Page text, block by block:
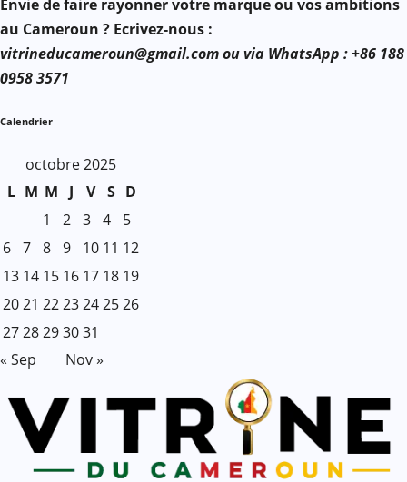
Envie de faire rayonner votre marque ou vos ambitions
au Cameroun ? Ecrivez-nous :
vitrineducameroun@gmail.com ou via WhatsApp : +86 188
0958 3571
Calendrier
octobre 2025
L M M J V S D
1
2 3 4
5
6 7 8 9 10 11 12
13 14 15 16 17 18 19
2021 2223242526
2728293031
« Sep
Nov »